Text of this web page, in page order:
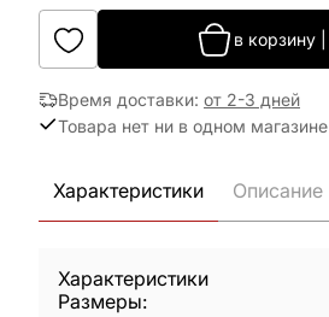
в корзину|
Время доставки: от 2-3 дней
Товара нет ни в одном магазине
Характеристики Описание
Характеристики
Размеры: